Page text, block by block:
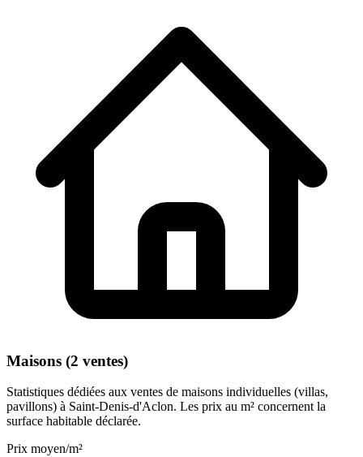
Maisons (2 ventes)
Statistiques dédiées aux ventes de maisons individuelles (villas,
pavillons) à Saint-Denis-d'Aclon. Les prix au m² concernent la
surface habitable déclarée.
Prix moyen/m²